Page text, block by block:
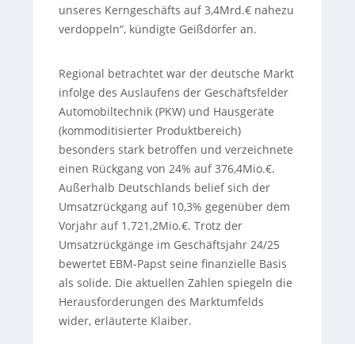
unseres Kerngeschäfts auf 3,4Mrd.€ nahezu
verdoppeln“, kündigte Geißdörfer an.
Regional betrachtet war der deutsche Markt
infolge des Auslaufens der Geschäftsfelder
Automobiltechnik (PKW) und Hausgeräte
(kommoditisierter Produktbereich)
besonders stark betroffen und verzeichnete
einen Rückgang von 24% auf 376,4Mio.€.
Außerhalb Deutschlands belief sich der
Umsatzrückgang auf 10,3% gegenüber dem
Vorjahr auf 1.721,2Mio.€. Trotz der
Umsatzrückgänge im Geschäftsjahr 24/25
bewertet EBM-Papst seine finanzielle Basis
als solide. Die aktuellen Zahlen spiegeln die
Herausforderungen des Marktumfelds
wider, erläuterte Klaiber.